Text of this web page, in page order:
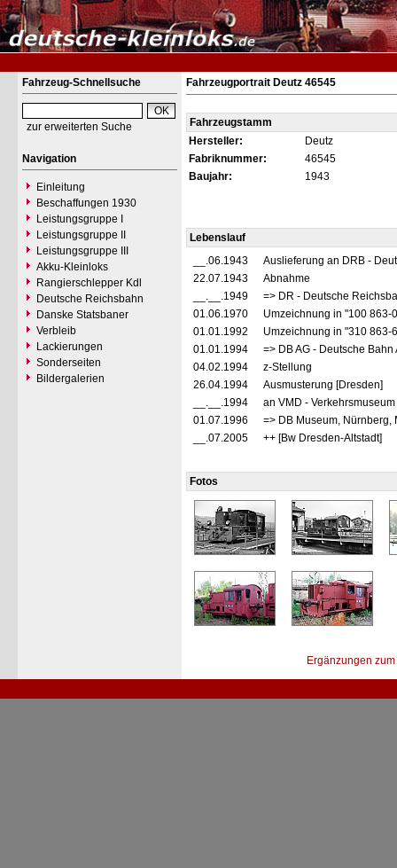
Fahrzeug-Schnellsuche
zur erweiterten Suche
Navigation
Einleitung
Beschaffungen 1930
Leistungsgruppe I
Leistungsgruppe II
Leistungsgruppe III
Akku-Kleinloks
Rangierschlepper Kdl
Deutsche Reichsbahn
Danske Statsbaner
Verbleib
Lackierungen
Sonderseiten
Bildergalerien
Fahrzeugportrait Deutz 46545
Fahrzeugstamm
Hersteller:
Deutz
Fabriknummer:
46545
Baujahr:
1943
Lebenslauf
__.06.1943
Auslieferung an DRB -
22.07.1943
Abnahme
__.__.1949
=> DR - Deutsche
01.06.1970
Umzeichnung in "100 863-
01.01.1992
Umzeichnung in "310 863-
01.01.1994
=> DB AG - Deutsche
04.02.1994
z-Stellung
26.04.1994
Ausmusterung [Dresden]
__.__.1994
an VMD -
01.07.1996
=> DB Museum,
__.07.2005
++ [Bw Dresden-Altstadt]
Fotos
Ergänzungen